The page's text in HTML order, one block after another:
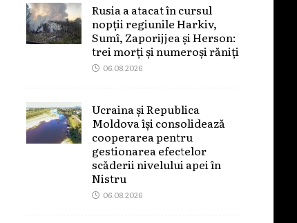
Rusia a atacat în cursul
nopții regiunile Harkiv,
Sumî, Zaporijjea și Herson:
trei morți și numeroși răniți
06.08.2026
Ucraina și Republica
Moldova își consolidează
cooperarea pentru
gestionarea efectelor
scăderii nivelului apei în
Nistru
06.08.2026